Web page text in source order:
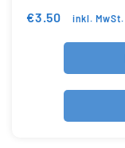
€3.50 inkl. MwSt.